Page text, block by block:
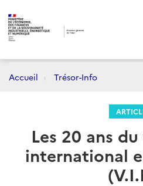
Accueil Trésor-Info
Les 20 ans
international